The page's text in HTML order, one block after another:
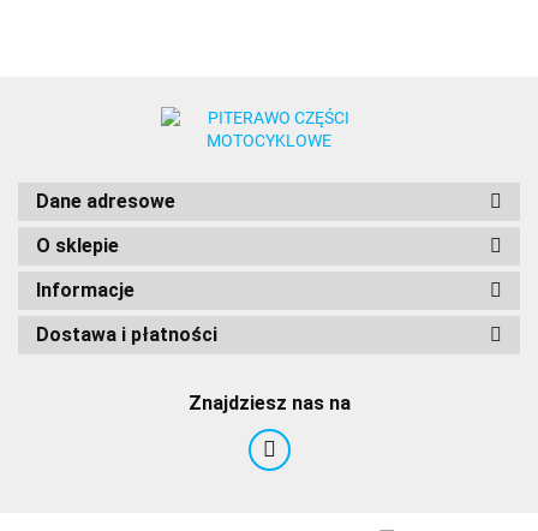
Dane adresowe
O sklepie
Informacje
Dostawa i płatności
Znajdziesz nas na